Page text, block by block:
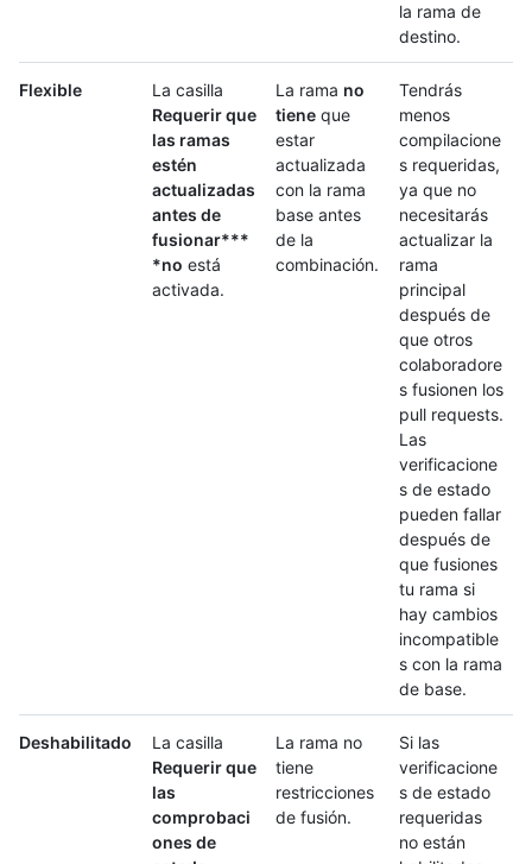
la rama de
destino.
Flexible
La casilla
Requerir que
las ramas
estén
actualizadas
antes de
fusionar***
*no está
activada.
La rama no
tiene que
estar
actualizada
con la rama
base antes
de la
combinación.
Tendrás
menos
compilacione
s requeridas,
ya que no
necesitarás
actualizar la
rama
principal
después de
que otros
colaboradore
s fusionen los
pull requests.
Las
verificacione
s de estado
pueden fallar
después de
que fusiones
tu rama si
hay cambios
incompatible
s con la rama
de base.
Deshabilitado
La casilla
Requerir que
las
comprobaci
ones de
La rama no
tiene
restricciones
de fusión.
Si las
verificacione
s de estado
requeridas
no están